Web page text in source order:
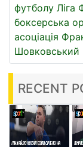
футболу Ліга
боксерська
асоціація
Шовковський
RECENT